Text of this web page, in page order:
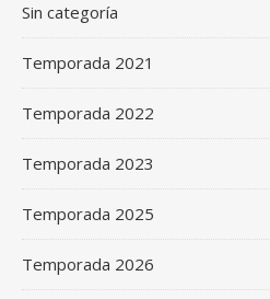
Sin categoría
Temporada 2021
Temporada 2022
Temporada 2023
Temporada 2025
Temporada 2026